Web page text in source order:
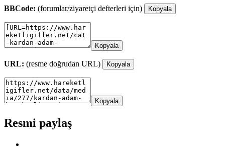
BBCode: (forumlar/ziyaretçi defterleri için) Kopyala
Kopyala
URL: (resme doğrudan URL) Kopyala
Kopyala
Resmi paylaş